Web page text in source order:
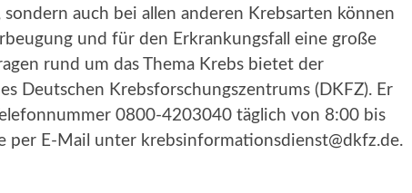
auch bei allen anderen Krebsarten können
und für den Erkrankungsfall eine große
rund um das Thema Krebs bietet der
Deutschen Krebsforschungszentrums (DKFZ). Er
0800-4203040 täglich von 8:00 bis
per E-Mail unter krebsinformationsdienst@dkfz.de.